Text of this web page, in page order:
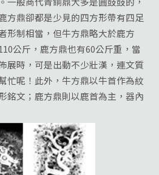
方鼎卻都是少見的四方形帶有四足
形制相當，但牛方鼎略大於鹿方
公斤，鹿方鼎也有60公斤重，當
展時，可是出動不少壯漢，連文質
忙呢！此外，牛方鼎以牛首作為紋
銘文；鹿方鼎則以鹿首為主，器內